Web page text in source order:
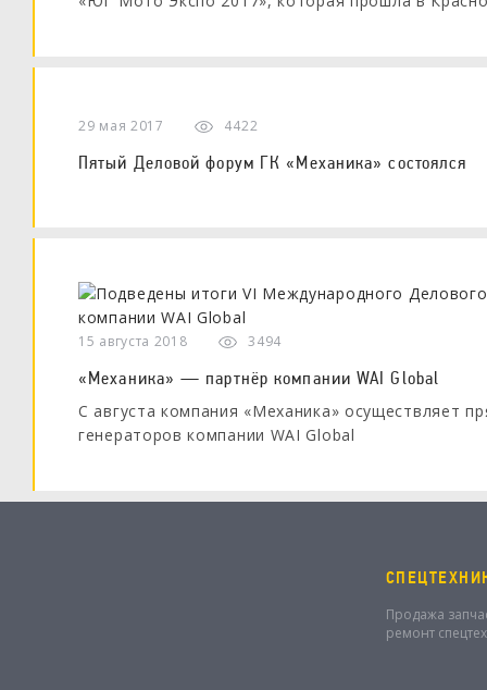
29 мая 2017 4422
Пятый Деловой форум ГК «Механика» состоялся
15 августа 2018 3494
«Механика» — партнёр компании WAI Global
С августа компания «Механика» осуществляет
генераторов компании WAI Global
Продажа
ремонт